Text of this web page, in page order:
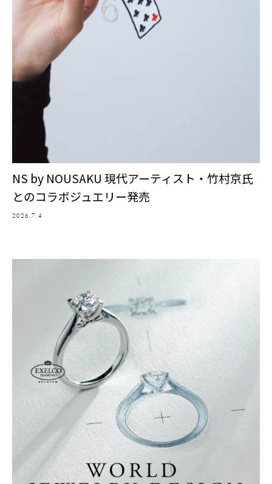
NS by NOUSAKU 現代アーティスト・竹村京氏
とのコラボジュエリー発売
2026.7.4